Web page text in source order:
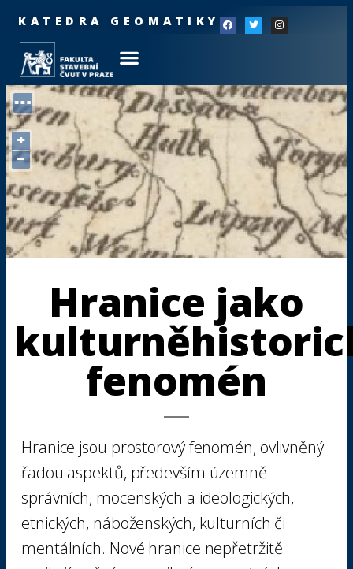
KATEDRA GEOMATIKY
Hranice jako
fenomén
Hranice jsou prostorový fenomén, ovlivněný
řadou aspektů, především územně
správních, mocenských a ideologických,
etnických, náboženských, kulturních či
mentálních. Nové hranice nepřetržitě